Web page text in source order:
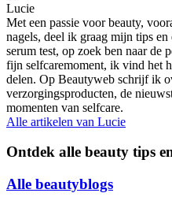
Lucie
Met een passie voor beauty,
nagels, deel ik graag mijn tips
serum test, op zoek ben naar de
fijn selfcaremoment, ik vind het
delen. Op Beautyweb schrijf ik
verzorgingsproducten, de
momenten van selfcare.
Alle artikelen van Lucie
Ontdek alle beauty tips
Alle beautyblogs